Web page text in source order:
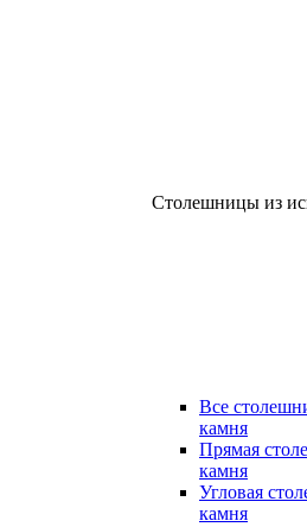
Столешницы из
Все
камня
Прямая
камня
Угловая
камня